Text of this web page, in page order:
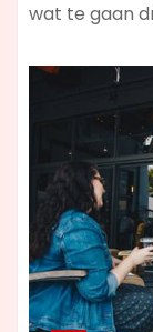
wat te gaan